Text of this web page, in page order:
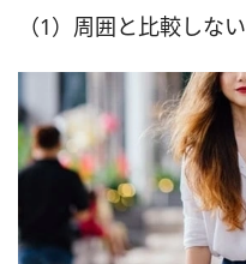
（1）周囲と比較しない